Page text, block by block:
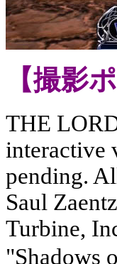
【撮影
THE
interactive
pending.
Saul
Turbine,
"Shadows